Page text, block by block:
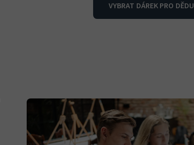
VYBRAT DÁREK PRO DĚDU